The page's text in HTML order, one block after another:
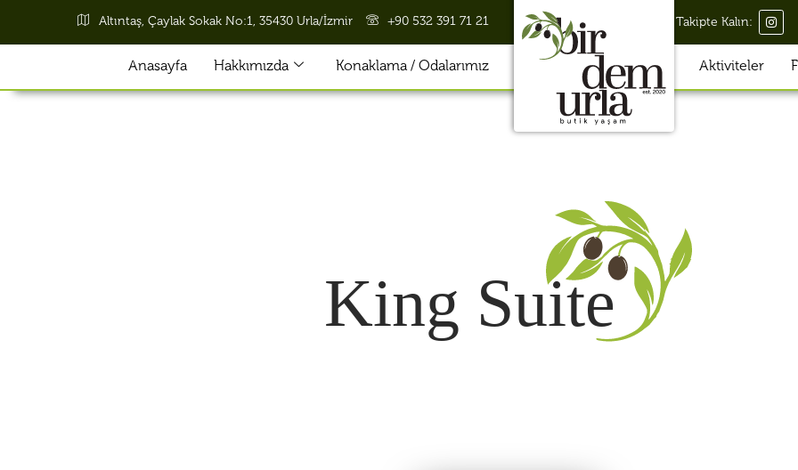
Altıntaş, Çaylak Sokak No:1, 35430 Urla/İzmir +90 532 391 71 21 Takipte Kalın:
Anasayfa Hakkımızda Konaklama / Odalarımız Aktiviteler